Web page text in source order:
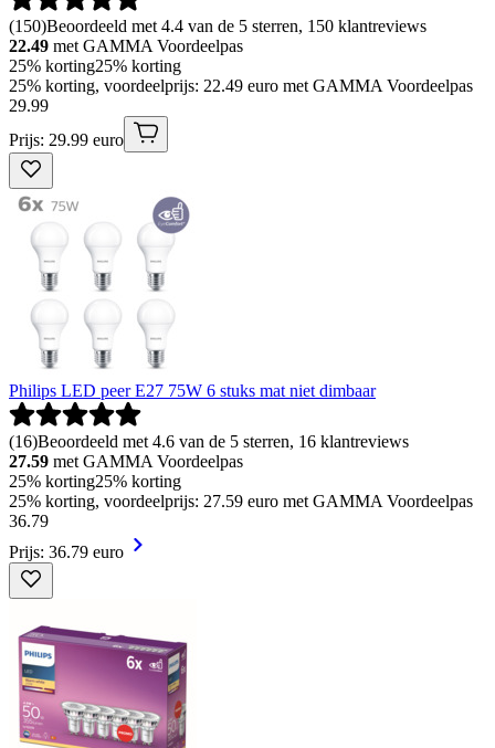
(150)Beoordeeld met 4.4 van de 5 sterren, 150 klantreviews
22.49 met GAMMA Voordeelpas
25% korting25% korting
25% korting, voordeelprijs: 22.49 euro met GAMMA Voordeelpas
29.99
Prijs: 29.99 euro
Philips LED peer E27 75W 6 stuks mat niet dimbaar
(16)Beoordeeld met 4.6 van de 5 sterren, 16 klantreviews
27.59 met GAMMA Voordeelpas
25% korting25% korting
25% korting, voordeelprijs: 27.59 euro met GAMMA Voordeelpas
36.79
Prijs: 36.79 euro